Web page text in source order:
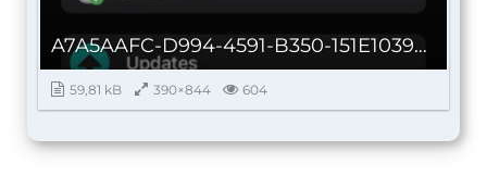
A7A5AAFC-D994-4591-B350-151E1039C004_autoscaled.jpg
59,81 kB 390×844 604